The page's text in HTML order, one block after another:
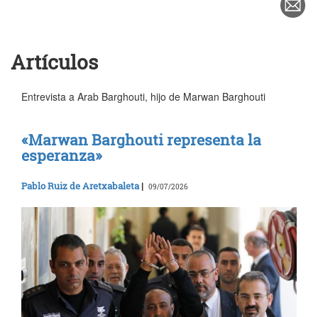
Artículos
Entrevista a Arab Barghouti, hijo de Marwan Barghouti
«Marwan Barghouti representa la
esperanza»
Pablo Ruiz de Aretxabaleta | 09/07/2026